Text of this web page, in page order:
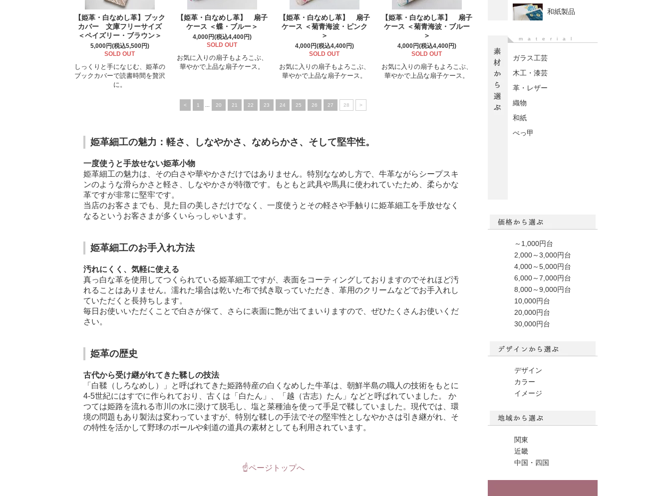
【姫革・白なめし革】ブック
カバー 文庫フリーサイズ
＜ペイズリー・ブラウン＞
5,000円(税込5,500円)
SOLD OUT
しっくりと手になじむ、姫革の
ブックカバーで読書時間を贅沢
に。
【姫革・白なめし革】 扇子
ケース ＜蝶・ブルー＞
4,000円(税込4,400円)
SOLD OUT
お気に入りの扇子もよろこぶ、
華やかで上品な扇子ケース。
【姫革・白なめし革】 扇子
ケース ＜菊青海波・ピンク
＞
4,000円(税込4,400円)
SOLD OUT
お気に入りの扇子もよろこぶ、
華やかで上品な扇子ケース。
【姫革・白なめし革】 扇子
ケース ＜菊青海波・ブルー
＞
4,000円(税込4,400円)
SOLD OUT
お気に入りの扇子もよろこぶ、
華やかで上品な扇子ケース。
< 1 ... 20 21 22 23 24 25 26 27 28 >
姫革細工の魅力：軽さ、しなやかさ、なめらかさ、そして堅牢性。
一度使うと手放せない姫革小物
姫革細工の魅力は、その白さや華やかさだけではありません。特別ななめし方で、牛革ながらシープスキ
ンのような滑らかさと軽さ、しなやかさが特徴です。もともと武具や馬具に使われていたため、柔らかな
革ですが非常に堅牢です。
当店のお客さまでも、見た目の美しさだけでなく、一度使うとその軽さや手触りに姫革細工を手放せなく
なるというお客さまが多くいらっしゃいます。
姫革細工のお手入れ方法
汚れにくく、気軽に使える
真っ白な革を使用してつくられている姫革細工ですが、表面をコーティングしておりますのでそれほど汚
れることはありません。濡れた場合は乾いた布で拭き取っていただき、革用のクリームなどでお手入れし
ていただくと長持ちします。
毎日お使いいただくことで白さが保て、さらに表面に艶が出てまいりますので、ぜひたくさんお使いくだ
さい。
姫革の歴史
古代から受け継がれてきた鞣しの技法
「白鞣（しろなめし）」と呼ばれてきた姫路特産の白くなめした牛革は、朝鮮半島の職人の技術をもとに
4-5世紀にはすでに作られており、古くは「白たん」、「越（古志）たん」などと呼ばれていました。 か
つては姫路を流れる市川の水に浸けて脱毛し、塩と菜種油を使って手足で鞣していました。現代では、環
境の問題もあり製法は変わっていますが、特別な鞣しの手法でその堅牢性としなやかさは引き継がれ、そ
の特性を活かして野球のボールや剣道の道具の素材としても利用されています。
☝ページトップへ
和紙製品
material
ガラス工芸
木工・漆芸
革・レザー
織物
和紙
べっ甲
～1,000円台
2,000～3,000円台
4,000～5,000円台
6,000～7,000円台
8,000～9,000円台
10,000円台
20,000円台
30,000円台
デザイン
カラー
イメージ
関東
近畿
中国・四国